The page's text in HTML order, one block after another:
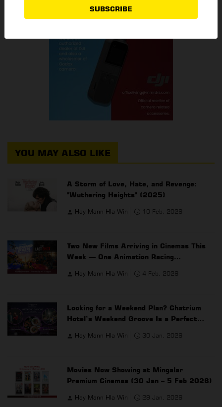
SUBSCRIBE
YOU MAY ALSO LIKE
A Storm of Love, Hate, and Revenge:
"Wuthering Heights" (2025)
Hay Mann Hla Win 10 Feb, 2026
Two New Films Arriving in Cinemas This
Week — One Animation Racing
Hay Mann Hla Win 4 Feb, 2026
Looking for a Weekend Plan? Chatrium
Hotel’s Weekend Groove Is a Perfect
Hay Mann Hla Win 30 Jan, 2026
Movies Now Showing at Mingalar
Premium Cinemas (30 Jan – 5 Feb 2026)
Hay Mann Hla Win 29 Jan, 2026